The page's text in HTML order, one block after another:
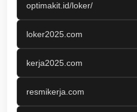
optimakit.id/loker/
loker2025.com
kerja2025.com
resmikerja.com